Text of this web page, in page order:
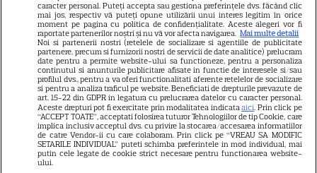
după tragedia de la Brno frânge
inimi
Cine este eroul Mihail Soare,
salvatorul lui Alexandru,
caracter personal. Puteți accepta sau gestiona preferințele dvs. făcând clic
mai jos, respectiv vă puteți opune utilizării unui interes legitim în orice
moment pe pagina cu politica de confidențialitate. Aceste alegeri vor fi
raportate partenerilor noștri și nu vă vor afecta navigarea. Mai multe detalii
Noi si partenerii nostri (retelele de socializare si agentiile de publicitate
partenere, precum si furnizorii nostri de servicii de date analitice) prelucram
date pentru a permite website-ului sa functioneze, pentru a personaliza
continutul si anunturile publicitare afisate in functie de interesele si/sau
profilul dvs., pentru a va oferi functionalitati aferente retelelor de socializare
si pentru a analiza traficul pe website. Beneficiati de drepturile prevazute de
art. 15-22 din GDPR in legatura cu prelucrarea datelor cu caracter personal.
Aceste drepturi pot fi exercitate prin modalitatea indicataaici. Prin click pe
“ACCEPT TOATE”, acceptati folosirea tuturor Tehnologiilor de tip Cookie, care
implica inclusiv acceptul dvs. cu privire la stocarea/accesarea informatiilor
de catre Vendor-ii cu care colaboram. Prin click pe “VREAU SA MODIFIC
SETARILE INDIVIDUAL” puteti schimba preferintele in mod individual, mai
putin cele legate de cookie strict necesare pentru functionarea website-
ului.